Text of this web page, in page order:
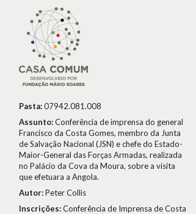
Pasta:07942.081.008
Assunto:Conferência de imprensa do general
Francisco da Costa Gomes, membro da Junta
de Salvação Nacional (JSN) e chefe do Estado-
Maior-General das Forças Armadas, realizada
no Palácio da Cova da Moura, sobre a visita
que efetuara a Angola.
Autor:Peter Collis
Inscrições:Conferência de Imprensa de Costa